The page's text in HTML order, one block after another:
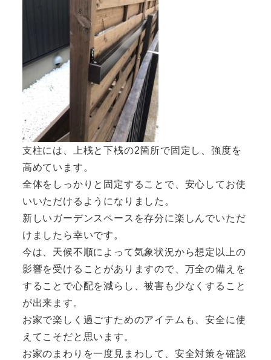
支柱には、上桟と下桟の2箇所で固定し、強度を
高めています。
全体をしっかりと固定することで、安心してお使
いいただけるようになりました。
新しいガーデンスペースを存分に楽しんでいただ
けましたら幸いです。
今は、天候不順によって気象状況から想定以上の
影響を受けることがありますので、万全の備えを
することで心配を減らし、被害も少なくすること
が出来ます。
お家で楽しく過ごすためのアイテムも、安全に使
えてこそだと思います。
お家のまわりを一度見まわして、安全対策を確認